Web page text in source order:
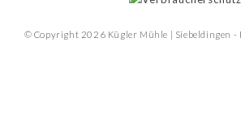
© Copyright 2026 Kügler Mühle | Siebeldingen -